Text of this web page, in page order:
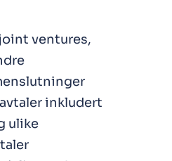
ventures,
inkludert
ulike